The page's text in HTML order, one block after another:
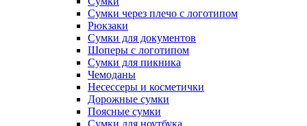
Сумки через плечо с логотипом
Рюкзаки
Сумки для документов
Шоперы с логотипом
Сумки для пикника
Чемоданы
Несессеры и косметички
Дорожные сумки
Поясные сумки
Сумки для ноутбука